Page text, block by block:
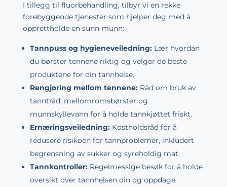
I tillegg til fluorbehandling, tilbyr vi en rekke
forebyggende tjenester som hjelper deg med å
opprettholde en sunn munn:
Tannpuss og hygieneveiledning:Lær hvordan
du børster tennene riktig og velger de beste
produktene for din tannhelse.
Rengjøring mellom tennene:Råd om bruk av
tanntråd, mellomromsbørster og
munnskyllevann for å holde tannkjøttet friskt.
Ernæringsveiledning:Kostholdsråd for å
redusere risikoen for tannproblemer, inkludert
begrensning av sukker og syreholdig mat.
Tannkontroller:Regelmessige besøk for å holde
oversikt over tannhelsen din og oppdage